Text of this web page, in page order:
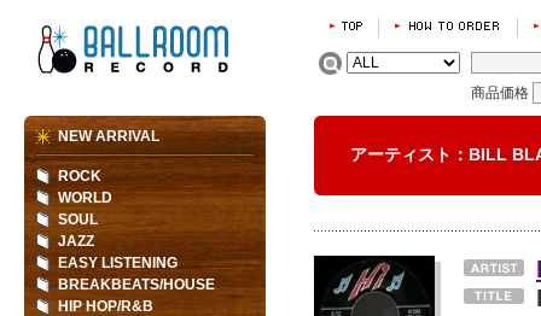
商品価格
アーティスト：BILL
NEW ARRIVAL
ROCK
WORLD
SOUL
JAZZ
EASY LISTENING
BREAKBEATS/HOUSE
HIP HOP/R&B